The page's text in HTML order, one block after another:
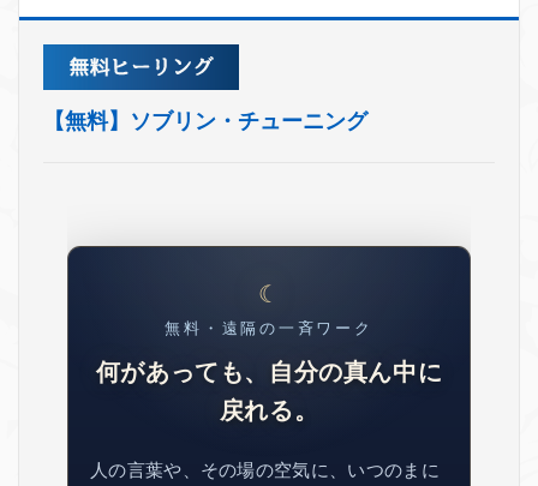
【無料】ソブリン・チューニング
無料・遠隔の一斉ワーク
何があっても、自分の真ん中に
戻れる。
人の言葉や、その場の空気に、いつのまに